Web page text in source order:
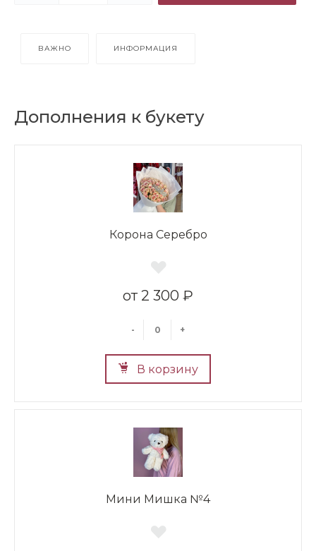
ВАЖНО ИНФОРМАЦИЯ
Дополнения к букету
Корона Серебро
2 300 ₽
- +
В корзину
Мини Мишка №4